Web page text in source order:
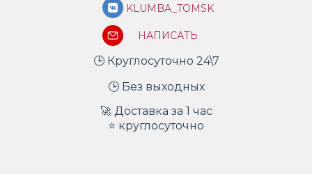
KLUMBA_TOMSK
НАПИСАТЬ
🕒 Круглосуточно 24\7
🕒 Без выходных
🚀 Доставка за 1 час
⭐ круглосуточно